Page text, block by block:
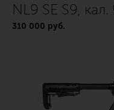
NL9 SE S9, кал.
310 000 руб.